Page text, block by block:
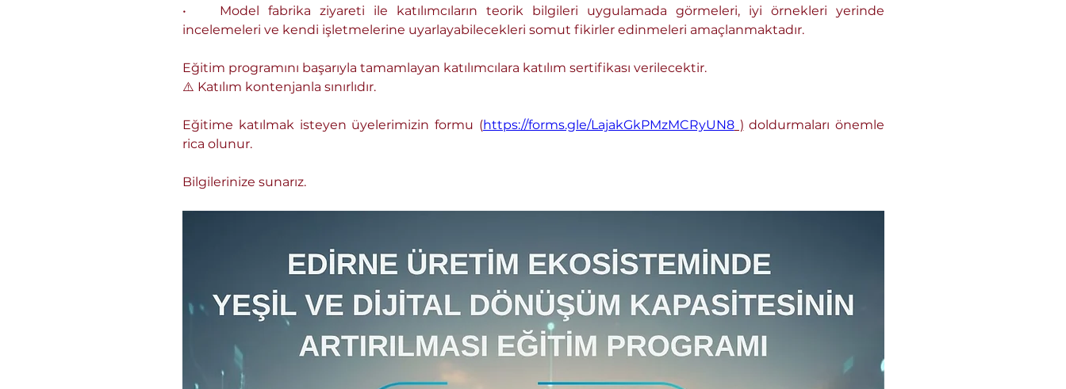
•	Model fabrika ziyareti ile katılımcıların teorik bilgileri uygulamada görmeleri, iyi örnekleri yerinde
incelemeleri ve kendi işletmelerine uyarlayabilecekleri somut fikirler edinmeleri amaçlanmaktadır.
Eğitim programını başarıyla tamamlayan katılımcılara katılım sertifikası verilecektir.
⚠️ Katılım kontenjanla sınırlıdır.
Eğitime katılmak isteyen üyelerimizin formu (https://forms.gle/LajakGkPMzMCRyUN8 ) doldurmaları önemle
rica olunur.
Bilgilerinize sunarız.